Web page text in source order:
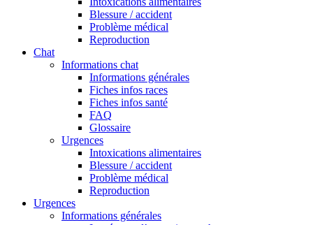
Blessure / accident
Problème médical
Reproduction
Chat
Informations chat
Informations générales
Fiches infos races
Fiches infos santé
FAQ
Glossaire
Urgences
Intoxications alimentaires
Blessure / accident
Problème médical
Reproduction
Urgences
Informations générales